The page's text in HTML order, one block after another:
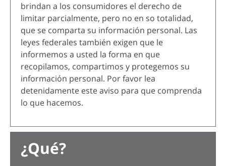
brindan a los consumidores el derecho de
limitar parcialmente, pero no en so totalidad,
que se comparta su información personal. Las
leyes federales también exigen que le
informemos a usted la forma en que
recopilamos, compartimos y protegemos su
información personal. Por favor lea
detenidamente este aviso para que comprenda
lo que hacemos.
¿Qué?